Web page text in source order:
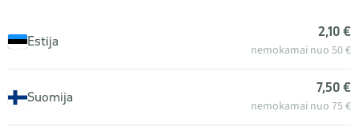
Estija
2,10 €
nemokamai nuo 50 €
Suomija
7,50 €
nemokamai nuo 75 €